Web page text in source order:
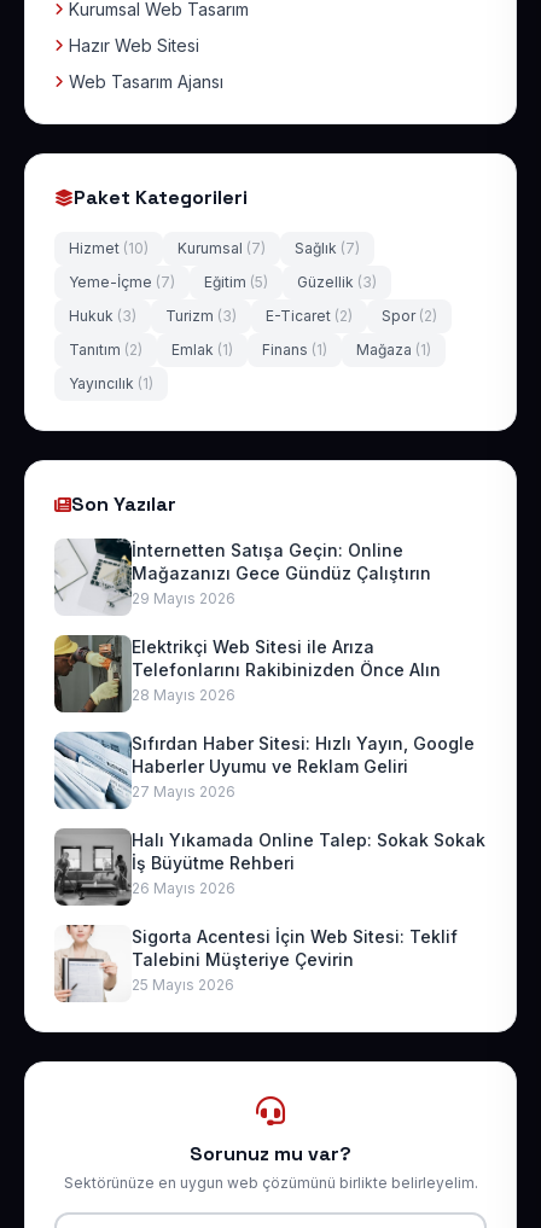
Kurumsal Web Tasarım
Hazır Web Sitesi
Web Tasarım Ajansı
Paket Kategorileri
Hizmet (10) Kurumsal (7) Sağlık (7)
Yeme-İçme (7) Eğitim (5) Güzellik (3)
Hukuk (3) Turizm (3) E-Ticaret (2) Spor (2)
Tanıtım (2) Emlak (1) Finans (1) Mağaza (1)
Yayıncılık (1)
Son Yazılar
İnternetten Satışa Geçin: Online
Mağazanızı Gece Gündüz Çalıştırın
29 Mayıs 2026
Elektrikçi Web Sitesi ile Arıza
Telefonlarını Rakibinizden Önce Alın
28 Mayıs 2026
Sıfırdan Haber Sitesi: Hızlı Yayın, Google
Haberler Uyumu ve Reklam Geliri
27 Mayıs 2026
Halı Yıkamada Online Talep: Sokak Sokak
İş Büyütme Rehberi
26 Mayıs 2026
Sigorta Acentesi İçin Web Sitesi: Teklif
Talebini Müşteriye Çevirin
25 Mayıs 2026
Sorunuz mu var?
Sektörünüze en uygun web çözümünü birlikte belirleyelim.